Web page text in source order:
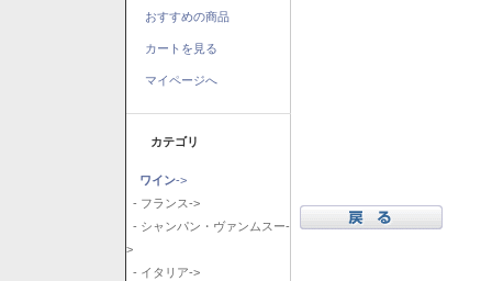
おすすめの商品
カートを見る
マイページへ
カテゴリ
ワイン->
- フランス->
- シャンパン・ヴァンムスー-
>
- イタリア->